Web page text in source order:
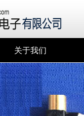
关于我们